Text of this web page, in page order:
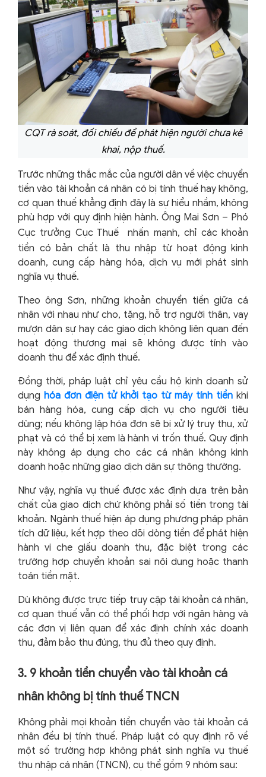
CQT rà soát, đối chiếu để phát hiện người chưa kê
khai, nộp thuế.
Trước những thắc mắc của người dân về việc chuyển
tiền vào tài khoản cá nhân có bị tính thuế hay không,
cơ quan thuế khẳng định đây là sự hiểu nhầm, không
phù hợp với quy định hiện hành. Ông Mai Sơn – Phó
Cục trưởng Cục Thuế
nhấn mạnh, chỉ các khoản
tiền có bản chất là thu nhập từ hoạt động kinh
doanh, cung cấp hàng hóa, dịch vụ mới phát sinh
nghĩa vụ thuế.
Theo ông Sơn, những khoản chuyển tiền giữa cá
nhân với nhau như cho, tặng, hỗ trợ người thân, vay
mượn dân sự hay các giao dịch không liên quan đến
hoạt động thương mại sẽ không được tính vào
doanh thu để xác định thuế.
Đồng thời, pháp luật chỉ yêu cầu hộ kinh doanh sử
dụng hóa đơn điện tử khởi tạo từ máy tính tiền khi
bán hàng hóa, cung cấp dịch vụ cho người tiêu
dùng; nếu không lập hóa đơn sẽ bị xử lý truy thu, xử
phạt và có thể bị xem là hành vi trốn thuế. Quy định
này không áp dụng cho các cá nhân không kinh
doanh hoặc những giao dịch dân sự thông thường.
Như vậy, nghĩa vụ thuế được xác định dựa trên bản
chất của giao dịch chứ không phải số tiền trong tài
khoản. Ngành thuế hiện áp dụng phương pháp phân
tích dữ liệu, kết hợp theo dõi dòng tiền để phát hiện
hành vi che giấu doanh thu, đặc biệt trong các
trường hợp chuyển khoản sai nội dung hoặc thanh
toán tiền mặt.
Dù không được trực tiếp truy cập tài khoản cá nhân,
cơ quan thuế vẫn có thể phối hợp với ngân hàng và
các đơn vị liên quan để xác định chính xác doanh
thu, đảm bảo thu đúng, thu đủ theo quy định.
3. 9 khoản tiền chuyển vào tài khoản cá
nhân không bị tính thuế TNCN
Không phải mọi khoản tiền chuyển vào tài khoản cá
nhân đều bị tính thuế. Pháp luật có quy định rõ về
một số trường hợp không phát sinh nghĩa vụ thuế
thu nhập cá nhân (TNCN), cụ thể gồm 9 nhóm sau: